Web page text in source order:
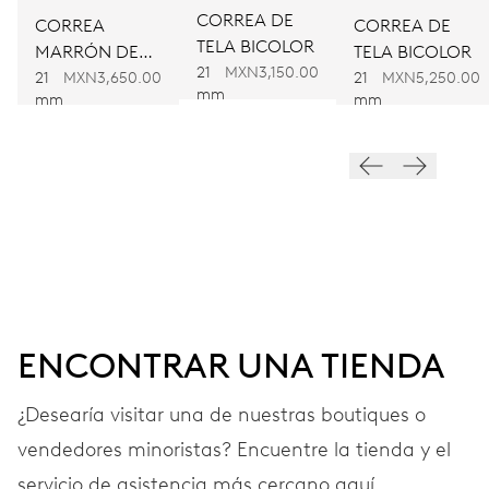
FRECUENCIA
28’800 A/h, 4 Hz
GARANTÍA
Únete a MyOris y amplía gratis tu garantía a 3 años
CORREA
MARRÓN DE
PIEL
21
mm
MXN3,650.00
CORREA DE
TELA BICOLOR
21
mm
MXN3,150.00
CORREA DE
TELA BICOLOR
21
mm
MXN5,250.00
ENCONTRAR UNA TIENDA
¿Desearía visitar una de nuestras boutiques o
vendedores minoristas? Encuentre la tienda y el